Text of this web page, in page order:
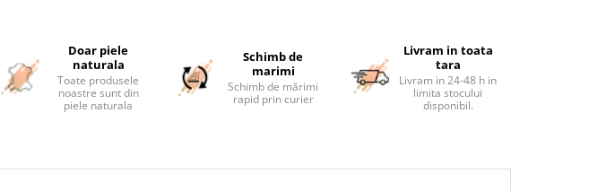
Doar piele
naturala
Toate produsele
noastre sunt din
piele naturala
Schimb de
marimi
Schimb de mărimi
rapid prin curier
Livram in toata
tara
Livram in 24-48 h in
limita stocului
disponibil.